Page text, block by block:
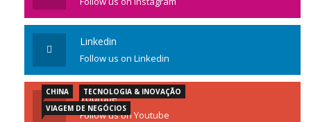
Linkedin
Follow us on Linkedin
Youtube
Follow us on Youtube
CHINA
TECNOLOGIA & INOVAÇÃO
VIAGEM DE NEGÓCIOS